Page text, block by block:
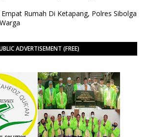
Rumah Di Ketapang, Polres Sibolga
ADVERTISEMENT (FREE)